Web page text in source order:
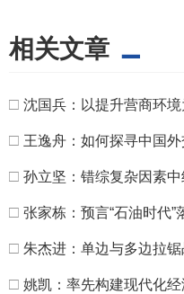
相关文章
□ 沈国兵：以提升营商环
□ 王逸舟：如何探寻中国
□ 孙立坚：错综复杂因素
□ 张家栋：预言“石油时代”
□ 朱杰进：单边与多边拉
□ 姚凯：率先构建现代化